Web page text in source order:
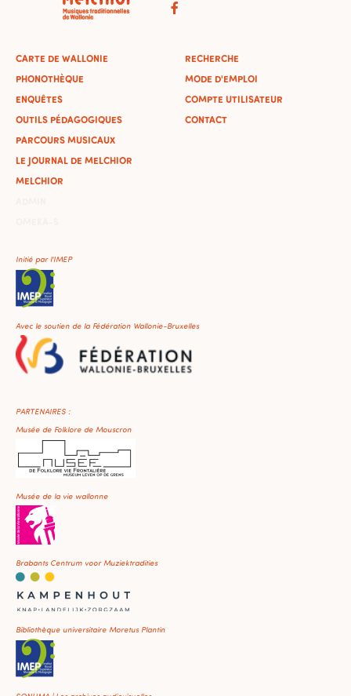
CARTE DE WALLONIE
PHONOTHÈQUE
ENQUÊTES
OUTILS PÉDAGOGIQUES
PARCOURS MUSICAUX
LE JOURNAL DE MELCHIOR
MELCHIOR
RECHERCHE
MODE D'EMPLOI
COMPTE UTILISATEUR
CONTACT
Initié par l'IMEP
Avec le soutien de la Fédération Wallonie-Bruxelles
PARTENAIRES :
Musée de Folklore de Mouscron
Musée de la vie wallonne
Brabants Centrum voor Muziektradities
Bibliothèque universitaire Moretus Plantin